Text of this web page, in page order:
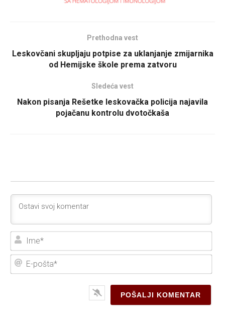
Prethodna vest
Leskovčani skupljaju potpise za uklanjanje zmijarnika
od Hemijske škole prema zatvoru
Sledeća vest
Nakon pisanja Rešetke leskovačka policija najavila
pojačanu kontrolu dvotočkaša
E-